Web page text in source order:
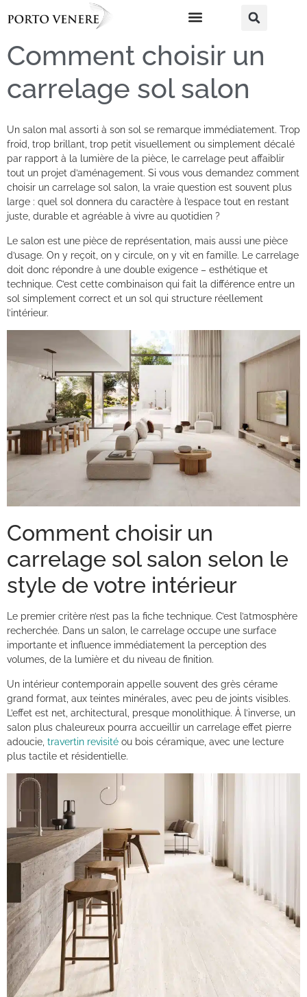
Comment choisir un
carrelage sol salon
Un salon mal assorti à son sol se remarque immédiatement. Trop
froid, trop brillant, trop petit visuellement ou simplement décalé
par rapport à la lumière de la pièce, le carrelage peut affaiblir
tout un projet d’aménagement. Si vous vous demandez comment
choisir un carrelage sol salon, la vraie question est souvent plus
large : quel sol donnera du caractère à l’espace tout en restant
juste, durable et agréable à vivre au quotidien ?
Le salon est une pièce de représentation, mais aussi une pièce
d’usage. On y reçoit, on y circule, on y vit en famille. Le carrelage
doit donc répondre à une double exigence – esthétique et
technique. C’est cette combinaison qui fait la différence entre un
sol simplement correct et un sol qui structure réellement
l’intérieur.
Comment choisir un
carrelage sol salon selon le
style de votre intérieur
Le premier critère n’est pas la fiche technique. C’est l’atmosphère
recherchée. Dans un salon, le carrelage occupe une surface
importante et influence immédiatement la perception des
volumes, de la lumière et du niveau de finition.
Un intérieur contemporain appelle souvent des grès cérame
grand format, aux teintes minérales, avec peu de joints visibles.
L’effet est net, architectural, presque monolithique. À l’inverse, un
salon plus chaleureux pourra accueillir un carrelage effet pierre
adoucie, travertin revisité ou bois céramique, avec une lecture
plus tactile et résidentielle.